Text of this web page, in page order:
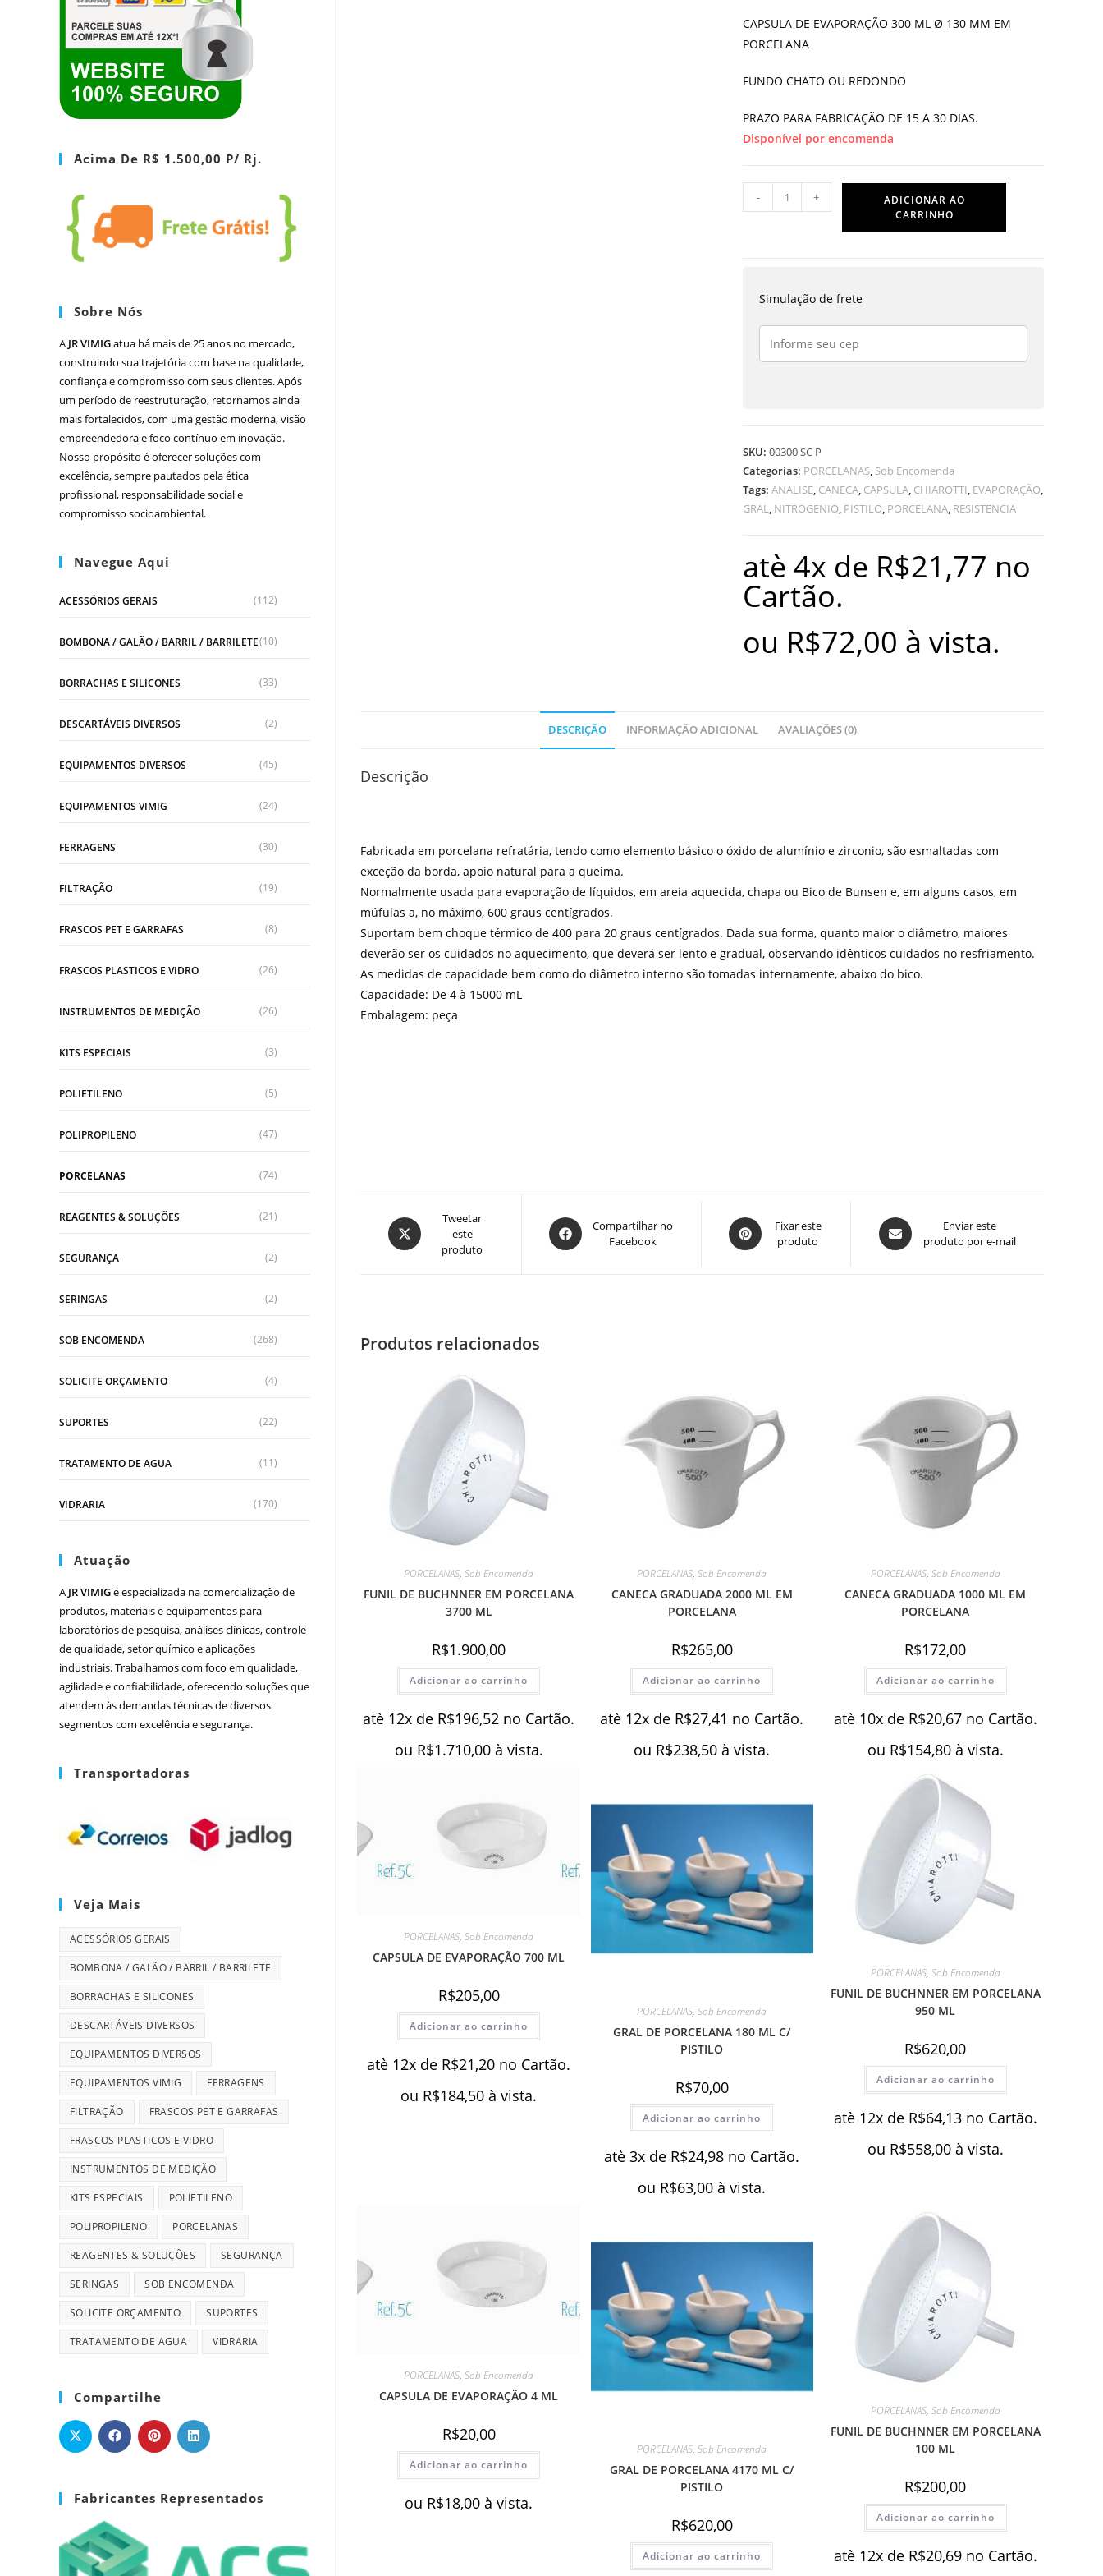
CAPSULA DE EVAPORAÇÃO 300 ML Ø 130 MM EM
PORCELANA
FUNDO CHATO OU REDONDO
PRAZO PARA FABRICAÇÃO DE 15 A 30 DIAS.
Disponível por encomenda
CAPSULA
DE
quantidade
- +
ADICIONAR AO
CARRINHO
Simulação de frete
SKU:00300 SC P
Categorias: PORCELANAS, Sob Encomenda
Tags:ANALISE, CANECA, CAPSULA, CHIAROTTI, EVAPORAÇÃO,
GRAL, NITROGENIO, PISTILO, PORCELANA, RESISTENCIA
atè 4x de R$21,77 no
Cartão.
ou R$72,00 à vista.
DESCRIÇÃO INFORMAÇÃO ADICIONAL AVALIAÇÕES (0)
Descrição
Fabricada em porcelana refratária, tendo como elemento básico o óxido de alumínio e zirconio, são esmaltadas com
exceção da borda, apoio natural para a queima.
Normalmente usada para evaporação de líquidos, em areia aquecida, chapa ou Bico de Bunsen e, em alguns casos, em
múfulas a, no máximo, 600 graus centígrados.
Suportam bem choque térmico de 400 para 20 graus centígrados. Dada sua forma, quanto maior o diâmetro, maiores
deverão ser os cuidados no aquecimento, que deverá ser lento e gradual, observando idênticos cuidados no resfriamento.
As medidas de capacidade bem como do diâmetro interno são tomadas internamente, abaixo do bico.
Capacidade: De 4 à 15000 mL
Embalagem: peça
Abre
em
uma
Tweetar
este
produto
Abre
em
Compartilhar no
Facebook
Abre
em
Fixar este
produto
Abre
em
Enviar este
produto por e-mail
Produtos relacionados
PORCELANAS,Sob Encomenda
FUNIL DE BUCHNNER EM PORCELANA
3700 ML
R$1.900,00
Adicionar ao carrinho
atè 12x de R$196,52 no Cartão.
ou R$1.710,00 à vista.
PORCELANAS,Sob Encomenda
CANECA GRADUADA 2000 ML EM
PORCELANA
R$265,00
Adicionar ao carrinho
atè 12x de R$27,41 no Cartão.
ou R$238,50 à vista.
PORCELANAS, Sob Encomenda
CANECA GRADUADA 1000 ML EM
PORCELANA
R$172,00
Adicionar ao carrinho
atè 10x de R$20,67 no Cartão.
ou R$154,80 à vista.
PORCELANAS,Sob Encomenda
CAPSULA DE EVAPORAÇÃO 700 ML
R$205,00
Adicionar ao carrinho
atè 12x de R$21,20 no Cartão.
ou R$184,50 à vista.
PORCELANAS,Sob Encomenda
GRAL DE PORCELANA 180 ML C/
PISTILO
R$70,00
Adicionar ao carrinho
atè 3x de R$24,98 no Cartão.
ou R$63,00 à vista.
PORCELANAS, Sob Encomenda
FUNIL DE BUCHNNER EM PORCELANA
950 ML
R$620,00
Adicionar ao carrinho
atè 12x de R$64,13 no Cartão.
ou R$558,00 à vista.
PORCELANAS,Sob Encomenda
CAPSULA DE EVAPORAÇÃO 4 ML
R$20,00
Adicionar ao carrinho
ou R$18,00 à vista.
PORCELANAS,Sob Encomenda
GRAL DE PORCELANA 4170 ML C/
PISTILO
R$620,00
Adicionar ao carrinho
PORCELANAS, Sob Encomenda
FUNIL DE BUCHNNER EM PORCELANA
100 ML
R$200,00
Adicionar ao carrinho
atè 12x de R$20,69 no Cartão.
Acima De R$ 1.500,00 P/ Rj.
Sobre Nós
A JR VIMIGatua há mais de 25 anos no mercado,
construindo sua trajetória com base na qualidade,
confiança e compromisso com seus clientes. Após
um período de reestruturação, retornamos ainda
mais fortalecidos, com uma gestão moderna, visão
empreendedora e foco contínuo em inovação.
Nosso propósito é oferecer soluções com
excelência, sempre pautados pela ética
profissional, responsabilidade social e
compromisso socioambiental.
Navegue Aqui
ACESSÓRIOS GERAIS (112)
BOMBONA / GALÃO / BARRIL / BARRILETE(10)
BORRACHAS E SILICONES (33)
DESCARTÁVEIS DIVERSOS (2)
EQUIPAMENTOS DIVERSOS (45)
EQUIPAMENTOS VIMIG (24)
FERRAGENS (30)
FILTRAÇÃO (19)
FRASCOS PET E GARRAFAS (8)
FRASCOS PLASTICOS E VIDRO (26)
INSTRUMENTOS DE MEDIÇÃO (26)
KITS ESPECIAIS (3)
POLIETILENO (5)
POLIPROPILENO (47)
PORCELANAS (74)
REAGENTES & SOLUÇÕES (21)
SEGURANÇA (2)
SERINGAS (2)
SOB ENCOMENDA (268)
SOLICITE ORÇAMENTO (4)
SUPORTES (22)
TRATAMENTO DE AGUA (11)
VIDRARIA (170)
Atuação
A JR VIMIGé especializada na comercialização de
produtos, materiais e equipamentos para
laboratórios de pesquisa, análises clínicas, controle
de qualidade, setor químico e aplicações
industriais. Trabalhamos com foco em qualidade,
agilidade e confiabilidade, oferecendo soluções que
atendem às demandas técnicas de diversos
segmentos com excelência e segurança.
Transportadoras
Veja Mais
ACESSÓRIOS GERAIS
BOMBONA / GALÃO / BARRIL / BARRILETE
BORRACHAS E SILICONES
DESCARTÁVEIS DIVERSOS
EQUIPAMENTOS DIVERSOS
EQUIPAMENTOS VIMIG FERRAGENS
FILTRAÇÃO FRASCOS PET E GARRAFAS
FRASCOS PLASTICOS E VIDRO
INSTRUMENTOS DE MEDIÇÃO
KITS ESPECIAIS POLIETILENO
POLIPROPILENO PORCELANAS
REAGENTES & SOLUÇÕES SEGURANÇA
SERINGAS SOB ENCOMENDA
SOLICITE ORÇAMENTO SUPORTES
TRATAMENTO DE AGUA VIDRARIA
Compartilhe
Fabricantes Representados